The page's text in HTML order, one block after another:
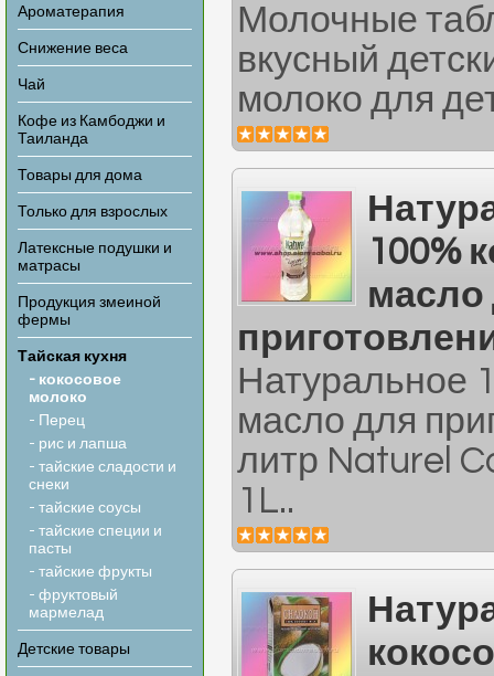
Ароматерапия
Снижение веса
Чай
Кофе из Камбоджи и
Таиланда
Товары для дома
Только для взрослых
Латексные подушки и
матрасы
Продукция змеиной
фермы
Тайская кухня
- кокосовое
молоко
- Перец
- рис и лапша
- тайские сладости и
снеки
- тайские соусы
- тайские специи и
пасты
- тайские фрукты
- фруктовый
мармелад
Детские товары
Молочные
вкусный
молоко для
100%
масло
Натуральное
масло для
литр Naturel
1L..